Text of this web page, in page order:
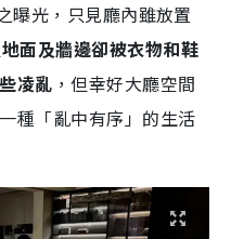
曝光，只見廳內雖放置
地面及牆邊卻被衣物和鞋
凌亂 ，但幸好大廳空間
種「亂中有序」的生活